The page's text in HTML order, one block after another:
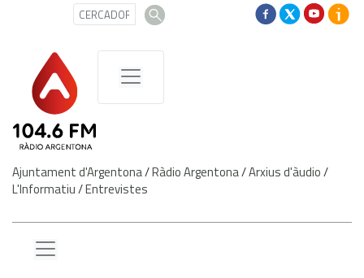
Ajuntament d'Argentona/Ràdio Argentona/Arxius d'àudio/
L'Informatiu/Entrevistes